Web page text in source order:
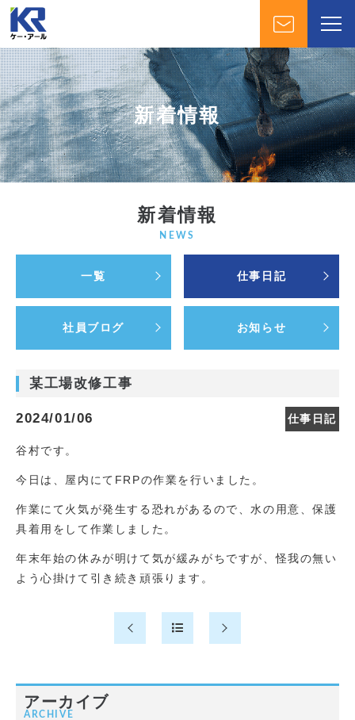
新着情報
新着情報
NEWS
一覧 仕事日記
社員ブログ お知らせ
某工場改修工事
2024/01/06 仕事日記
谷村です。
今日は、屋内にてFRPの作業を行いました。
作業にて火気が発生する恐れがあるので、水の用意、保護
具着用をして作業しました。
年末年始の休みが明けて気が緩みがちですが、怪我の無い
よう心掛けて引き続き頑張ります。
アーカイブ
ARCHIVE